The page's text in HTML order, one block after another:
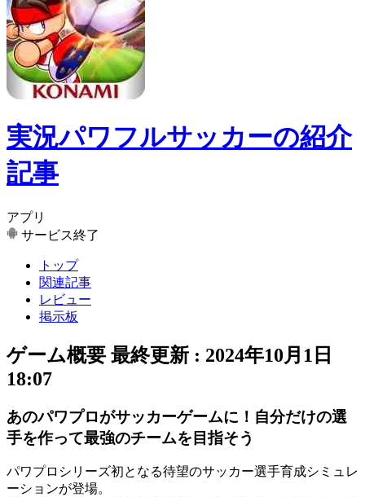
実況パワフルサッカーの紹介
記事
アプリ
サービス終了
トップ
関連記事
レビュー
掲示板
ゲーム概要 最終更新 : 2024年10月1日
18:07
あのパワプロがサッカーゲームに！自分だけの選
手を作って最強のチームを目指そう
パワプロシリーズ初となる待望のサッカー選手育成シミュレ
ーションが登場。